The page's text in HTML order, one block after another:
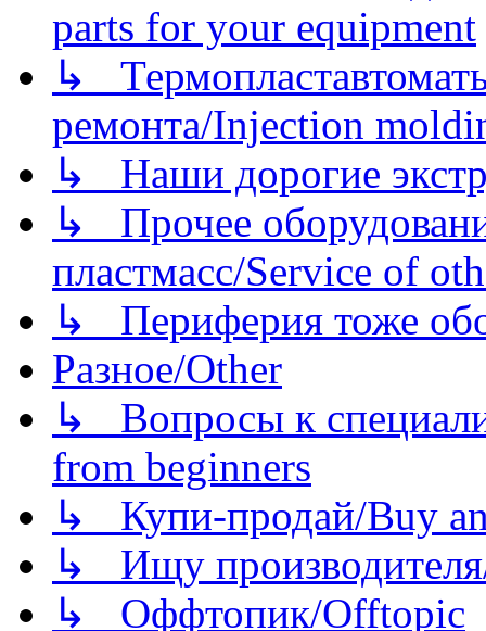
parts for your equipment
↳
ремонта/Injection
↳ Наши дорогие
↳ Прочее
пластмасс/Service of
↳ Периферия тоже
Разное/Other
↳ Вопросы к
from beginners
↳ Купи-продай/Buy
↳ Ищу
↳ Оффтопик/Offtopic